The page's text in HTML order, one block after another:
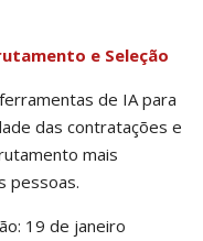
e Seleção
de IA para
das contratações e
mais
pessoas.
19 de janeiro